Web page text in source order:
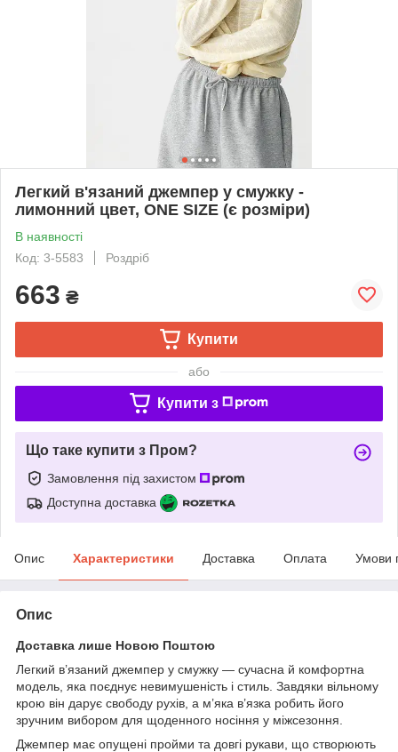
Легкий в'язаний джемпер у смужку -
лимонний цвет, ONE SIZE (є розміри)
В наявності
Код: 3-5583
Роздріб
663 ₴
Купити
або
Купити з
Що таке купити з Пром?
Замовлення під захистом
Доступна доставка
Опис Характеристики Доставка Оплата Умови
Опис
Доставка лише Новою Поштою
Легкий в’язаний джемпер у смужку — сучасна й комфортна
модель, яка поєднує невимушеність і стиль. Завдяки вільному
крою він дарує свободу рухів, а м’яка в’язка робить його
зручним вибором для щоденного носіння у міжсезоння.
Джемпер має опущені пройми та довгі рукави, що створюють